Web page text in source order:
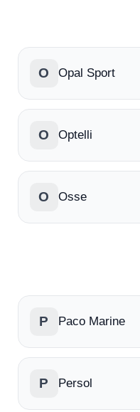
O Opal Sport
O Optelli
O Osse
P Paco Marine
P Persol